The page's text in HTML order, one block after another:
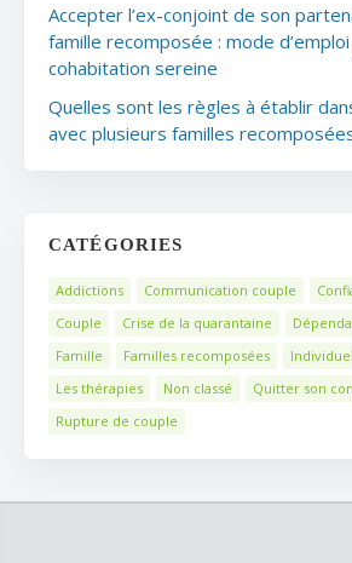
Accepter l’ex-conjoint de son
famille recomposée : mode
cohabitation sereine
Quelles sont les règles à établir
avec plusieurs familles
CATÉGORIES
Addictions Communication couple
Couple
Crise de la quarantaine
Famille
Familles recomposées Individuel
Les thérapies
Non classé
Quitter son
Rupture de couple